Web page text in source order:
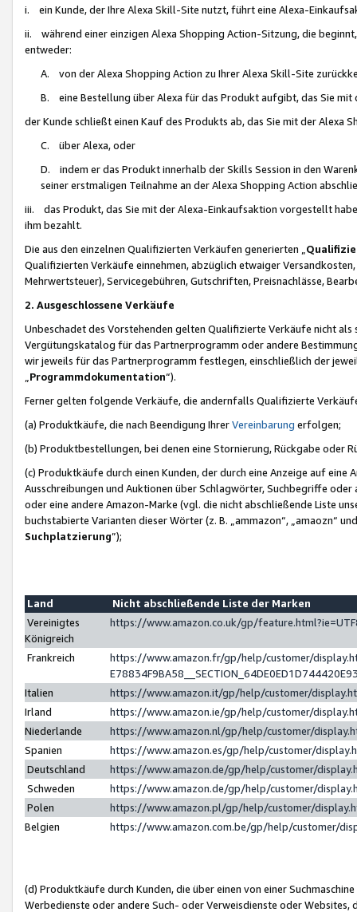
i. ein Kunde, der Ihre Alexa Skill-Site nutzt, führt eine Alexa-
ii. während einer einzigen Alexa Shopping Action-Sitzung, die
entweder:
A. von der Alexa Shopping Action zu Ihrer Alexa Skill-Site
B. eine Bestellung über Alexa für das Produkt aufgibt, das Sie mit
der Kunde schließt einen Kauf des Produkts ab, das Sie mit der Alexa
C. über Alexa, oder
D. indem er das Produkt innerhalb der Skills Session in den
seiner erstmaligen Teilnahme an der Alexa Shopping Action
iii. das Produkt, das Sie mit der Alexa-Einkaufsaktion vorgestellt
ihm bezahlt.
Die aus den einzelnen Qualifizierten Verkäufen generierten „
Qualifizierten Verkäufe einnehmen, abzüglich etwaiger
Mehrwertsteuer), Servicegebühren, Gutschriften, Preisnachlässe,
2. Ausgeschlossene Verkäufe
Unbeschadet des Vorstehenden gelten Qualifizierte Verkäufe nicht
Vergütungskatalog für das Partnerprogramm oder andere
wir jeweils für das Partnerprogramm festlegen, einschließlich der
Programmdokumentation“).
Ferner gelten folgende Verkäufe, die andernfalls Qualifizierte
(a) Produktkäufe, die nach Beendigung IhrerVereinbarung erfolgen;
(b) Produktbestellungen, bei denen eine Stornierung, Rückgabe oder
(c) Produktkäufe durch einen Kunden, der durch eine Anzeige auf
Ausschreibungen und Auktionen über Schlagwörter, Suchbegriffe
oder eine andere Amazon-Marke (vgl. die nicht abschließende Liste
buchstabierte Varianten dieser Wörter (z. B. „ammazon“, „amaozn“
Suchplatzierung”);
Land
Nicht abschließende Liste der Marken
Vereinigtes
Königreich
https://www.amazon.co.uk/gp/
Frankreich
https://www.amazon.fr/gp/help/customer/
Italien
https://www.amazon.it/gp/help/customer/
Irland
https://www.amazon.ie/gp/help/customer/
Niederlande
https://www.amazon.nl/gp/help/customer/
Spanien
https://www.amazon.es/gp/help/customer/
Deutschland
https://www.amazon.de/gp/help/customer/
Schweden
https://www.amazon.de/gp/help/customer/
Polen
https://www.amazon.pl/gp/help/customer/
Belgien
https://www.amazon.com.be/gp/help/customer/
(d) Produktkäufe durch Kunden, die über einen von einer
Werbedienste oder andere Such- oder Verweisdienste oder Websites,